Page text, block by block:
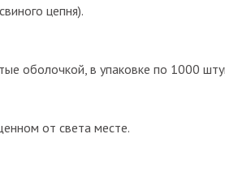
цепня).
оболочкой, в упаковке по 1000
от света месте.